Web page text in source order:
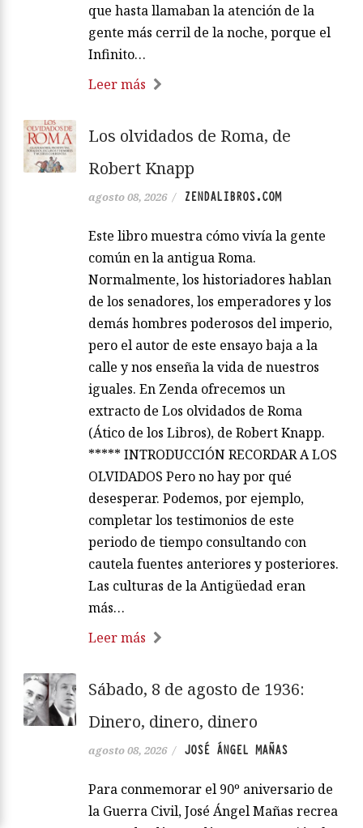
que hasta llamaban la atención de la
gente más cerril de la noche, porque el
Infinito…
Leer más
Los olvidados de Roma, de
Robert Knapp
agosto 08, 2026 / ZENDALIBROS.COM
Este libro muestra cómo vivía la gente
común en la antigua Roma.
Normalmente, los historiadores hablan
de los senadores, los emperadores y los
demás hombres poderosos del imperio,
pero el autor de este ensayo baja a la
calle y nos enseña la vida de nuestros
iguales. En Zenda ofrecemos un
extracto de Los olvidados de Roma
(Ático de los Libros), de Robert Knapp.
***** INTRODUCCIÓN RECORDAR A LOS
OLVIDADOS Pero no hay por qué
desesperar. Podemos, por ejemplo,
completar los testimonios de este
periodo de tiempo consultando con
cautela fuentes anteriores y posteriores.
Las culturas de la Antigüedad eran
más…
Leer más
Sábado, 8 de agosto de 1936:
Dinero, dinero, dinero
agosto 08, 2026 / JOSÉ ÁNGEL MAÑAS
Para conmemorar el 90º aniversario de
la Guerra Civil, José Ángel Mañas recrea